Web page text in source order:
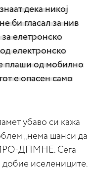
дека никој
би гласал за нив
за елетронско
д електронско
плаши од мобилно
е опасен само
убаво си кажа
„нема шанси да
ДПМНЕ. Сега
иселениците.